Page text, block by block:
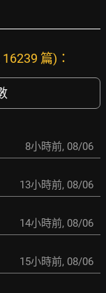
篇)：
8小時前, 08/06
13小時前, 08/06
14小時前, 08/06
15小時前, 08/06